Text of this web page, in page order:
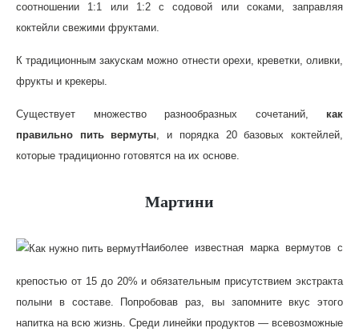
соотношении 1:1 или 1:2 с содовой или соками, заправляя
коктейли свежими фруктами.
К традиционным закускам можно отнести орехи, креветки, оливки,
фрукты и крекеры.
Существует множество разнообразных сочетаний, как
правильно пить вермуты, и порядка 20 базовых коктейлей,
которые традиционно готовятся на их основе.
Мартини
Наиболее известная марка вермутов с
крепостью от 15 до 20% и обязательным присутствием экстракта
полыни в составе. Попробовав раз, вы запомните вкус этого
напитка на всю жизнь. Среди линейки продуктов — всевозможные